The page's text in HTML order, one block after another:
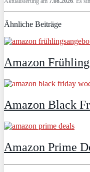
Ähnliche Beiträge
Amazon
Amazon Black
Amazon Prime